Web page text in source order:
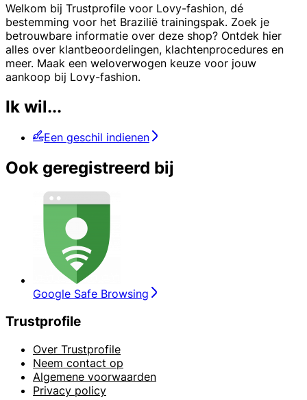
Welkom bij Trustprofile voor Lovy-fashion, dé
bestemming voor het Brazilië trainingspak. Zoek je
betrouwbare informatie over deze shop? Ontdek hier
alles over klantbeoordelingen, klachtenprocedures en
meer. Maak een weloverwogen keuze voor jouw
aankoop bij Lovy-fashion.
Ik wil...
Een geschil indienen
Ook geregistreerd bij
Google Safe Browsing
Trustprofile
Over Trustprofile
Neem contact op
Algemene voorwaarden
Privacy policy